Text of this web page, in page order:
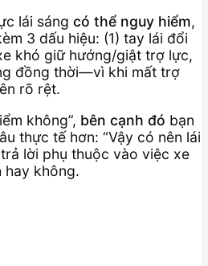
lái sáng có thể nguy hiểm,
3 dấu hiệu: (1) tay lái đổi
khó giữ hướng/giật trợ lực,
đồng thời—vì khi mất trợ
rõ rệt.
không”, bên cạnh đó bạn
thực tế hơn: “Vậy có nên lái
lời phụ thuộc vào việc xe
không.